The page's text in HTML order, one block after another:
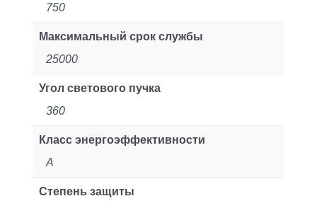
750
Максимальный срок службы
25000
Угол светового пучка
360
Класс энергоэффективности
A
Степень защиты